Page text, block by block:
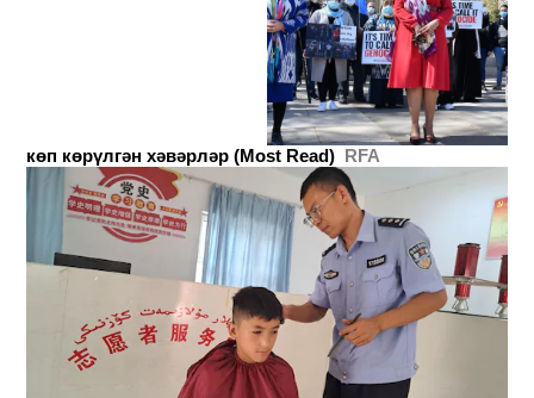
көп көрүлгән хәвәрләр (Most Read) RFA